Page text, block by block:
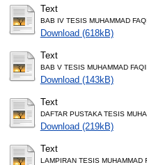
Text
BAB IV TESIS MUHAMMAD
Download (618kB)
Text
BAB V TESIS MUHAMMAD
Download (143kB)
Text
DAFTAR PUSTAKA TESIS
Download (219kB)
Text
LAMPIRAN TESIS MUHAMMAD